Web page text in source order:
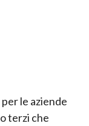
le aziende
terzi che